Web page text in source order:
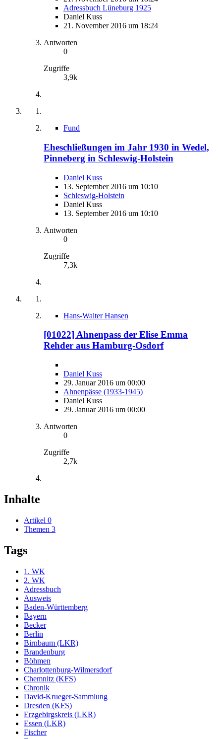
Adressbuch Lüneburg 1925
Daniel Kuss
21. November 2016 um 18:24
Antworten
0
Zugriffe
3,9k
Fund
Eheschließungen im Jahr 1930 in Wedel,
Pinneberg in Schleswig-Holstein
Daniel Kuss
13. September 2016 um 10:10
Schleswig-Holstein
Daniel Kuss
13. September 2016 um 10:10
Antworten
0
Zugriffe
7,3k
Hans-Walter Hansen
[01022] Ahnenpass der Elise Emma
Rehder aus Hamburg-Osdorf
Daniel Kuss
29. Januar 2016 um 00:00
Ahnenpässe (1933-1945)
Daniel Kuss
29. Januar 2016 um 00:00
Antworten
0
Zugriffe
2,7k
Inhalte
Artikel 0
Themen 3
Tags
1. WK
2. WK
Adressbuch
Ausweis
Baden-Württemberg
Bayern
Becker
Berlin
Birnbaum (LKR)
Brandenburg
Böhmen
Charlottenburg-Wilmersdorf
Chemnitz (KFS)
Chronik
David-Krueger-Sammlung
Dresden (KFS)
Erzgebirgskreis (LKR)
Essen (LKR)
Fischer